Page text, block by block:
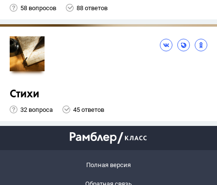
58 вопросов 88 ответов
Стихи
32 вопроса 45 ответов
Полная версия